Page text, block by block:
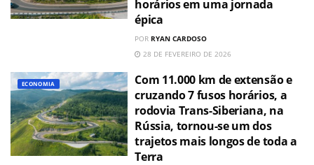
horários em uma jornada
épica
POR RYAN CARDOSO
28 DE FEVEREIRO DE 2026
ECONOMIA
Com 11.000 km de extensão e
cruzando 7 fusos horários, a
rodovia Trans-Siberiana, na
Rússia, tornou-se um dos
trajetos mais longos de toda a
Terra